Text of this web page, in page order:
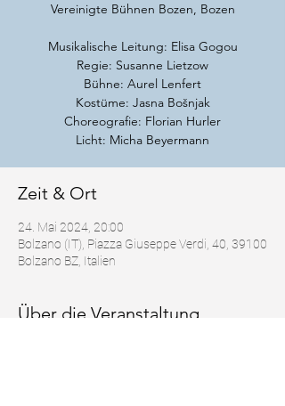
Vereinigte Bühnen Bozen, Bozen
Musikalische Leitung: Elisa Gogou
Regie: Susanne Lietzow
Bühne: Aurel Lenfert
Kostüme: Jasna Bošnjak
Choreografie: Florian Hurler
Zeit & Ort
24. Mai 2024, 20:00
Bolzano (IT), Piazza Giuseppe Verdi, 40, 39100
Bolzano BZ, Italien
Über die Veranstaltung